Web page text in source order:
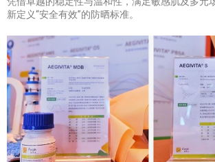
新定义“安全有效”的防晒标准。